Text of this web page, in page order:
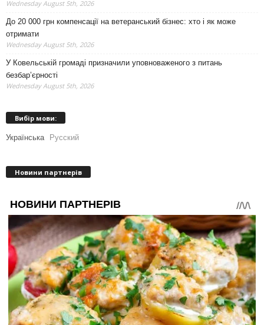
Wednesday August 5th, 2026
До 20 000 грн компенсації на ветеранський бізнес: хто і як може
отримати
Wednesday August 5th, 2026
У Ковельській громаді призначили уповноваженого з питань
безбар’єрності
Wednesday August 5th, 2026
Вибір мови:
Українська Русский
Новини партнерів